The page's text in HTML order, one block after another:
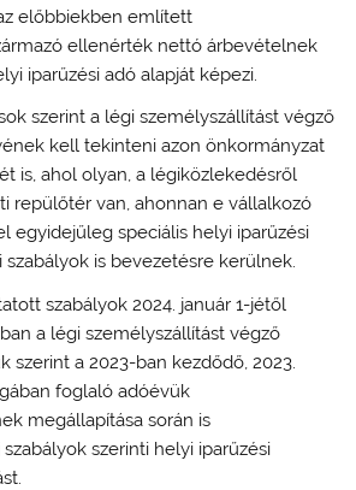
előbbiekben említett
ellenérték nettó árbevételnek
iparűzési adó alapját képezi.
szerint a légi személyszállítást végző
kell tekinteni azon önkormányzat
is, ahol olyan, a légiközlekedésről
repülőtér van, ahonnan e vállalkozó
egyidejűleg speciális helyi iparűzési
is bevezetésre kerülnek.
szabályok 2024. január 1-jétől
a légi személyszállítást végző
szerint a 2023-ban kezdődő, 2023.
foglaló adóévük
megállapítása során is
szerinti helyi iparűzési